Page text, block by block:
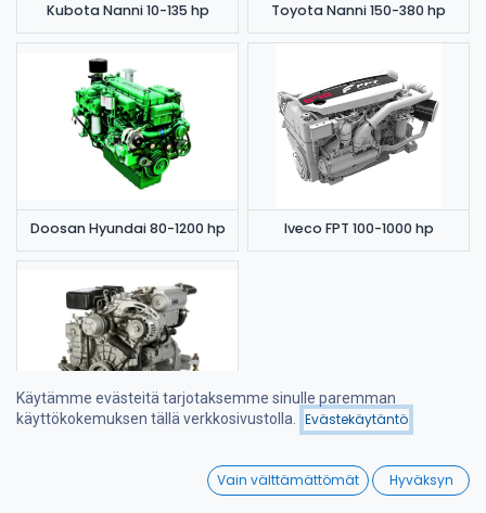
Nimi (A-Ö)
Wishlist
Kubota Nanni 10-135 hp Toyota Nanni 150-380 hp
Doosan Hyundai 80-1200 hp Iveco FPT 100-1000 hp
Käytämme evästeitä tarjotaksemme sinulle paremman
käyttökokemuksen tällä verkkosivustolla.
Evästekäytäntö
Vain välttämättömät Hyväksyn